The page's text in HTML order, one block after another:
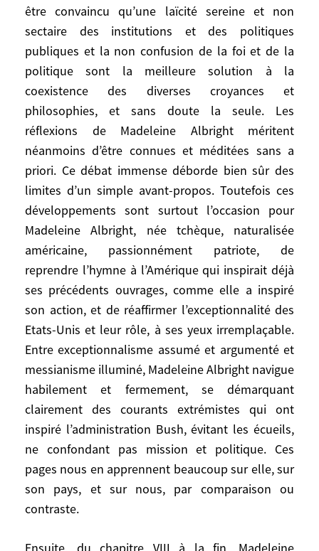
être convaincu qu’une laïcité sereine et non
sectaire des institutions et des politiques
publiques et la non confusion de la foi et de la
politique sont la meilleure solution à la
coexistence des diverses croyances et
philosophies, et sans doute la seule. Les
réflexions de Madeleine Albright méritent
néanmoins d’être connues et méditées sans a
priori. Ce débat immense déborde bien sûr des
limites d’un simple avant-propos. Toutefois ces
développements sont surtout l’occasion pour
Madeleine Albright, née tchèque, naturalisée
américaine, passionnément patriote, de
reprendre l’hymne à l’Amérique qui inspirait déjà
ses précédents ouvrages, comme elle a inspiré
son action, et de réaffirmer l’exceptionnalité des
Etats-Unis et leur rôle, à ses yeux irremplaçable.
Entre exceptionnalisme assumé et argumenté et
messianisme illuminé, Madeleine Albright navigue
habilement et fermement, se démarquant
clairement des courants extrémistes qui ont
inspiré l’administration Bush, évitant les écueils,
ne confondant pas mission et politique. Ces
pages nous en apprennent beaucoup sur elle, sur
son pays, et sur nous, par comparaison ou
contraste.
religion, ou la religiosité, imprègnent la vie
publique sur la plupart des continents, à
commencer par le continent américain. On
peut être convaincu qu’une laïcité sereine
et non sectaire des institutions et des
politiques publiques et la non confusion
de la foi et de la politique sont la meilleure
solution à la coexistence des diverses
croyances et philosophies, et sans doute la
seule. Les réflexions de Madeleine Albright
méritent néanmoins d’être connues et
méditées sans a priori. Ce débat immense
déborde bien sûr des limites d’un simple
avant-propos. Toutefois ces
développements sont surtout l’occasion
pour Madeleine Albright, née tchèque,
naturalisée américaine, passionnément
patriote, de reprendre l’hymne à
l’Amérique qui inspirait déjà ses
précédents ouvrages, comme elle a inspiré
son action, et de réaffirmer
l’exceptionnalité des Etats-Unis et leur
rôle, à ses yeux irremplaçable. Entre
exceptionnalisme assumé et argumenté et
messianisme illuminé, Madeleine Albright
navigue habilement et fermement, se
démarquant clairement des courants
extrémistes qui ont inspiré l’administration
pas mission et politique. Ces pages nous